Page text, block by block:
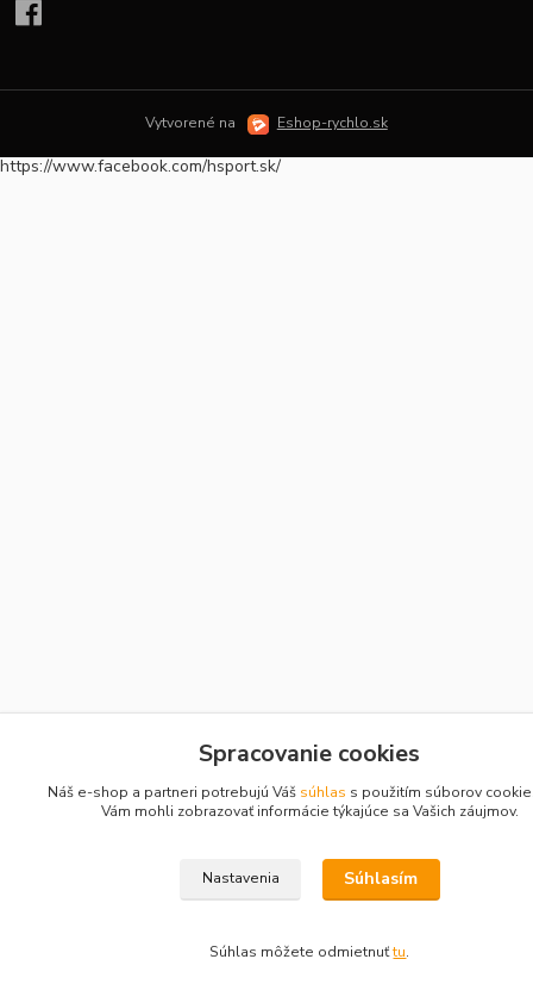
Vytvorené na Eshop-rychlo.sk
https://www.facebook.com/hsport.sk/
Spracovanie cookies
Náš e-shop a partneri potrebujú Váš súhlas s použitím súborov
Vám mohli zobrazovať informácie týkajúce sa Vašich záujmov.
Nastavenia Súhlasím
Súhlas môžete odmietnuťtu.